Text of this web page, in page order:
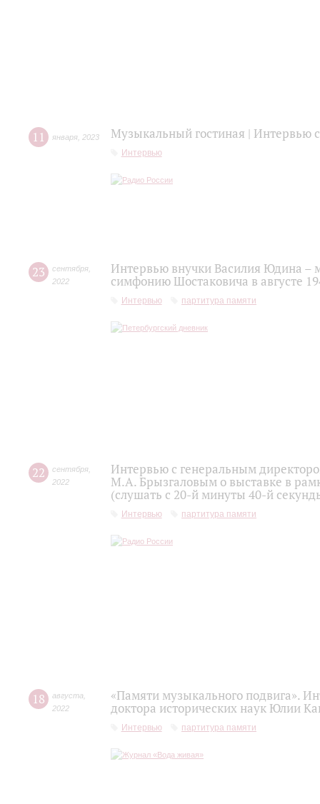
11 января 2023 Музыкальный гостиная |
Интервью
23 сентября
2022
Интервью внучки Василия Юдина –
симфонию Шостаковича в августе
Интервью партитура памяти
22 сентября
2022
Интервью с генеральным
М.А. Брызгаловым о выставке в
(слушать с 20-й минуты 40-й
Интервью партитура памяти
18 августа
2022
«Памяти музыкального подвига».
доктора исторических наук Юлии
Интервью партитура памяти